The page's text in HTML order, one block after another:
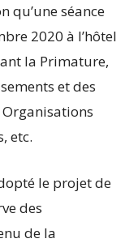
qu’une séance
2020 à l’hôtel
la Primature,
et des
etc.
le projet de
des
de la